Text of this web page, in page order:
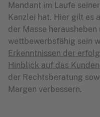
Mandant im Laufe
Kanzlei hat. Hier gilt es
der Masse
wettbewerbsfähig sein
Erkenntnissen der
Hinblick auf das
der Rechtsberatung
Margen verbessern.